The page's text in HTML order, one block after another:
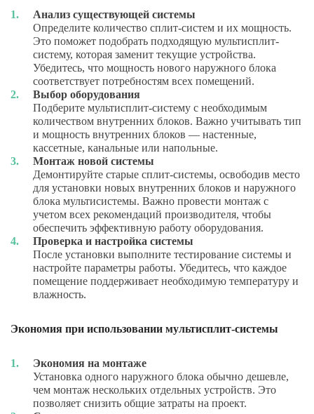
Анализ существующей системы
Определите количество сплит-систем и их мощность.
Это поможет подобрать подходящую мультисплит-
систему, которая заменит текущие устройства.
Убедитесь, что мощность нового наружного блока
соответствует потребностям всех помещений.
Выбор оборудования
Подберите мультисплит-систему с необходимым
количеством внутренних блоков. Важно учитывать тип
и мощность внутренних блоков — настенные,
кассетные, канальные или напольные.
Монтаж новой системы
Демонтируйте старые сплит-системы, освободив место
для установки новых внутренних блоков и наружного
блока мультисистемы. Важно провести монтаж с
учетом всех рекомендаций производителя, чтобы
обеспечить эффективную работу оборудования.
Проверка и настройка системы
После установки выполните тестирование системы и
настройте параметры работы. Убедитесь, что каждое
помещение поддерживает необходимую температуру и
влажность.
Экономия при использовании мультисплит-системы
Экономия на монтаже
Установка одного наружного блока обычно дешевле,
чем монтаж нескольких отдельных устройств. Это
позволяет снизить общие затраты на проект.